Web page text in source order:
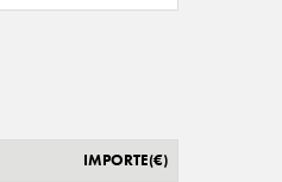
IMPORTE(€)